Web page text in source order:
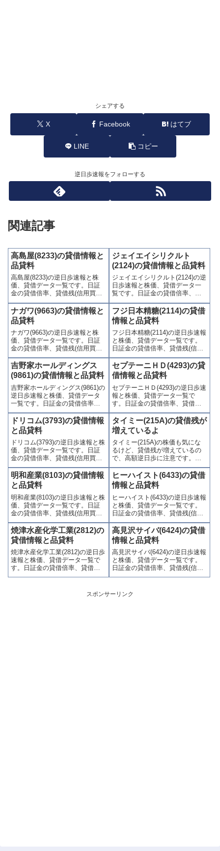
シェアする
X Facebook はてブ
LINE コピー
逆日歩速報をフォローする
関連記事
高島屋(8233)の貸借情報と
品貸料
高島屋(8233)の逆日歩速報と株
価、貸借データ一覧です。日証
金の貸借倍率、貸借残(信用買
残、信用売残)、品貸料(逆日
歩)、東証の週末残高、規制(注意
喚起・申込停止)など、空売り関
連情報を集計し、図解でわかり
やすくまとめて掲載していま
す。
ジェイエイシリクルト
(2124)の貸借情報と品貸料
ジェイエイシリクルト(2124)の逆
日歩速報と株価、貸借データ一
覧です。日証金の貸借倍率、貸
借残(信用買残、信用売残)、品貸
料(逆日歩)、東証の週末残高、規
制(注意喚起・申込停止)など、空
売り関連情報を集計し、図解で
わかりやすくまとめて掲載して
います。
ナガワ(9663)の貸借情報と
品貸料
ナガワ(9663)の逆日歩速報と株
価、貸借データ一覧です。日証
金の貸借倍率、貸借残(信用買
残、信用売残)、品貸料(逆日
歩)、東証の週末残高、規制(注意
喚起・申込停止)など、空売り関
連情報を集計し、図解でわかり
やすくまとめて掲載していま
す。
フジ日本精糖(2114)の貸借
情報と品貸料
フジ日本精糖(2114)の逆日歩速報
と株価、貸借データ一覧です。
日証金の貸借倍率、貸借残(信用
買残、信用売残)、品貸料(逆日
歩)、東証の週末残高、規制(注意
喚起・申込停止)など、空売り関
連情報を集計し、図解でわかり
やすくまとめて掲載していま
す。
吉野家ホールディングス
(9861)の貸借情報と品貸料
吉野家ホールディングス(9861)の
逆日歩速報と株価、貸借データ
一覧です。日証金の貸借倍率、
貸借残(信用買残、信用売残)、品
貸料(逆日歩)、東証の週末残高、
規制(注意喚起・申込停止)など、
空売り関連情報を集計し、図解
でわかりやすくまとめて掲載し
ています。
セプテーニＨＤ(4293)の貸
借情報と品貸料
セプテーニＨＤ(4293)の逆日歩速
報と株価、貸借データ一覧で
す。日証金の貸借倍率、貸借残
(信用買残、信用売残)、品貸料
(逆日歩)、東証の週末残高、規制
(注意喚起・申込停止)など、空売
り関連情報を集計し、図解でわ
かりやすくまとめて掲載してい
ます。
ドリコム(3793)の貸借情報
と品貸料
ドリコム(3793)の逆日歩速報と株
価、貸借データ一覧です。日証
金の貸借倍率、貸借残(信用買
残、信用売残)、品貸料(逆日
歩)、東証の週末残高、規制(注意
喚起・申込停止)など、空売り関
連情報を集計し、図解でわかり
やすくまとめて掲載していま
す。
タイミー(215A)の貸借残が
増えているよ
タイミー(215A)の株価も気にな
るけど、貸借残が増えているの
で、高額逆日歩に注意です。正
確には、信用買残が減っている
んだね。
明和産業(8103)の貸借情報
と品貸料
明和産業(8103)の逆日歩速報と株
価、貸借データ一覧です。日証
金の貸借倍率、貸借残(信用買
残、信用売残)、品貸料(逆日
歩)、東証の週末残高、規制(注意
喚起・申込停止)など、空売り関
連情報を集計し、図解でわかり
やすくまとめて掲載していま
す。
ヒーハイスト(6433)の貸借
情報と品貸料
ヒーハイスト(6433)の逆日歩速報
と株価、貸借データ一覧です。
日証金の貸借倍率、貸借残(信用
買残、信用売残)、品貸料(逆日
歩)、東証の週末残高、規制(注意
喚起・申込停止)など、空売り関
連情報を集計し、図解でわかり
やすくまとめて掲載していま
す。
焼津水産化学工業(2812)の
貸借情報と品貸料
焼津水産化学工業(2812)の逆日歩
速報と株価、貸借データ一覧で
す。日証金の貸借倍率、貸借残
(信用買残、信用売残)、品貸料
(注意喚起・申込停止)など、空売
り関連情報を集計し、図解でわ
高見沢サイバ(6424)の貸借
情報と品貸料
高見沢サイバ(6424)の逆日歩速報
と株価、貸借データ一覧です。
日証金の貸借倍率、貸借残(信用
買残、信用売残)、品貸料(逆日
喚起・申込停止)など、空売り関
連情報を集計し、図解でわかり
スポンサーリンク